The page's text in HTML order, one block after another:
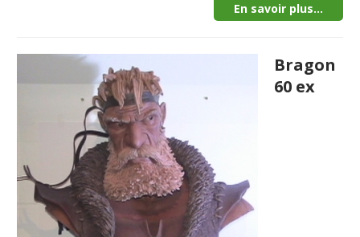
En savoir plus...
Bragon
60 ex